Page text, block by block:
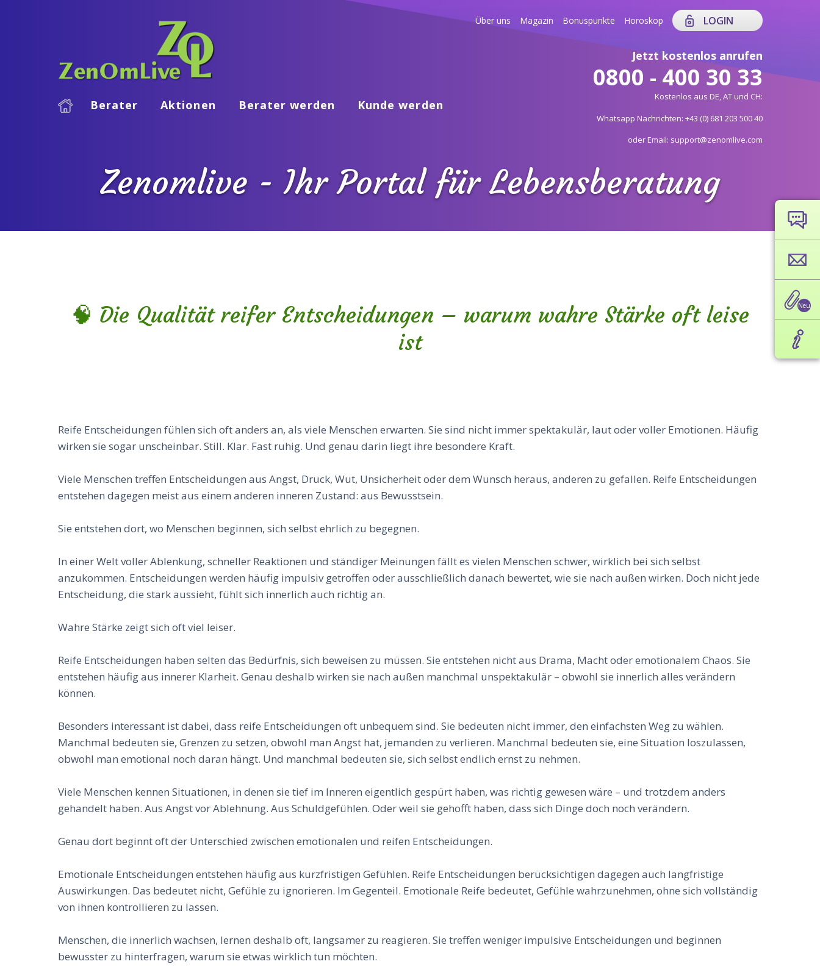
Berater Aktionen Berater werden Kunde werden
Über uns Magazin Bonuspunkte Horoskop LOGIN
Jetzt kostenlos anrufen
0800 - 400 30 33
Kostenlos aus DE, AT und CH:
Whatsapp Nachrichten: +43 (0) 681 203 500 40
oder Email: support@zenomlive.com
Zenomlive - Ihr Portal für Lebensberatung
🧠 Die Qualität reifer Entscheidungen – warum wahre Stärke oft leise
ist
Reife Entscheidungen fühlen sich oft anders an, als viele Menschen erwarten. Sie sind nicht immer spektakulär, laut oder voller Emotionen. Häufig
wirken sie sogar unscheinbar. Still. Klar. Fast ruhig. Und genau darin liegt ihre besondere Kraft.
Viele Menschen treffen Entscheidungen aus Angst, Druck, Wut, Unsicherheit oder dem Wunsch heraus, anderen zu gefallen. Reife Entscheidungen
entstehen dagegen meist aus einem anderen inneren Zustand: aus Bewusstsein.
Sie entstehen dort, wo Menschen beginnen, sich selbst ehrlich zu begegnen.
In einer Welt voller Ablenkung, schneller Reaktionen und ständiger Meinungen fällt es vielen Menschen schwer, wirklich bei sich selbst
anzukommen. Entscheidungen werden häufig impulsiv getroffen oder ausschließlich danach bewertet, wie sie nach außen wirken. Doch nicht jede
Entscheidung, die stark aussieht, fühlt sich innerlich auch richtig an.
Wahre Stärke zeigt sich oft viel leiser.
Reife Entscheidungen haben selten das Bedürfnis, sich beweisen zu müssen. Sie entstehen nicht aus Drama, Macht oder emotionalem Chaos. Sie
entstehen häufig aus innerer Klarheit. Genau deshalb wirken sie nach außen manchmal unspektakulär – obwohl sie innerlich alles verändern
können.
Besonders interessant ist dabei, dass reife Entscheidungen oft unbequem sind. Sie bedeuten nicht immer, den einfachsten Weg zu wählen.
Manchmal bedeuten sie, Grenzen zu setzen, obwohl man Angst hat, jemanden zu verlieren. Manchmal bedeuten sie, eine Situation loszulassen,
obwohl man emotional noch daran hängt. Und manchmal bedeuten sie, sich selbst endlich ernst zu nehmen.
Viele Menschen kennen Situationen, in denen sie tief im Inneren eigentlich gespürt haben, was richtig gewesen wäre – und trotzdem anders
gehandelt haben. Aus Angst vor Ablehnung. Aus Schuldgefühlen. Oder weil sie gehofft haben, dass sich Dinge doch noch verändern.
Genau dort beginnt oft der Unterschied zwischen emotionalen und reifen Entscheidungen.
Emotionale Entscheidungen entstehen häufig aus kurzfristigen Gefühlen. Reife Entscheidungen berücksichtigen dagegen auch langfristige
Auswirkungen. Das bedeutet nicht, Gefühle zu ignorieren. Im Gegenteil. Emotionale Reife bedeutet, Gefühle wahrzunehmen, ohne sich vollständig
von ihnen kontrollieren zu lassen.
Menschen, die innerlich wachsen, lernen deshalb oft, langsamer zu reagieren. Sie treffen weniger impulsive Entscheidungen und beginnen
bewusster zu hinterfragen, warum sie etwas wirklich tun möchten.